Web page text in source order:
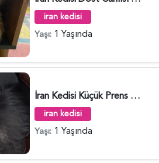
iran kedisi
Yaşı: 1 Yaşında
İran Kedisi Küçük Prens Yuva Arıyor - 4247
iran kedisi
Yaşı: 1 Yaşında